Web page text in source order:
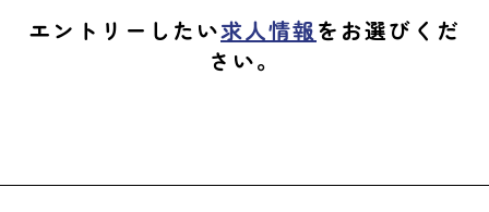
エントリーしたい求人情報をお選びくだ
さい。